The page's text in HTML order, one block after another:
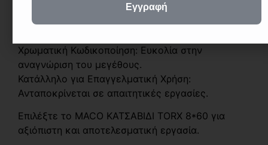
επισκληρυμένο ατσάλι CR-V.
Μαγνητική Μύτη: Ευκολία και ακρίβεια στην
Χρωματική Κωδικοποίηση: Ευκολία στην
αναγνώριση του μεγέθους.
Κατάλληλο για Επαγγελματική Χρήση:
Ανταποκρίνεται σε απαιτητικές εργασίες.
Επιλέξτε το MACO ΚΑΤΣΑΒΙΔΙ TORX 8*60 για
αξιόπιστη και αποτελεσματική εργασία.